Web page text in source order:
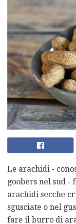
Le arachidi -
goobers nel sud -
arachidi secche
sgusciate o nel
fare il burro di